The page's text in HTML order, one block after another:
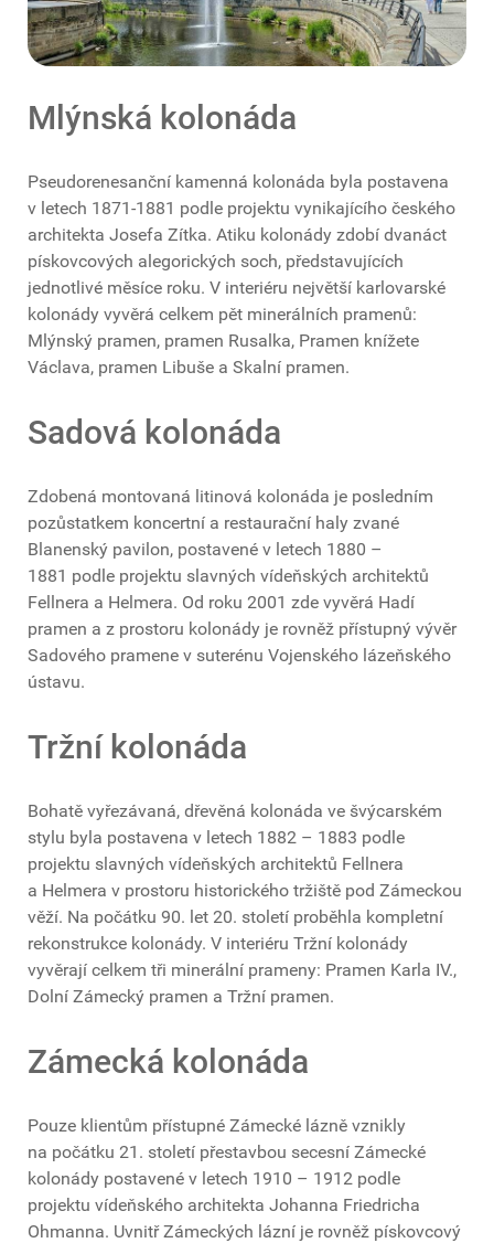
Mlýnská kolonáda
Pseudorenesanční kamenná kolonáda byla postavena
v letech 1871-1881 podle projektu vynikajícího českého
architekta Josefa Zítka. Atiku kolonády zdobí dvanáct
pískovcových alegorických soch, představujících
jednotlivé měsíce roku. V interiéru největší karlovarské
kolonády vyvěrá celkem pět minerálních pramenů:
Mlýnský pramen, pramen Rusalka, Pramen knížete
Václava, pramen Libuše a Skalní pramen.
Sadová kolonáda
Zdobená montovaná litinová kolonáda je posledním
pozůstatkem koncertní a restaurační haly zvané
Blanenský pavilon, postavené v letech 1880 –
1881 podle projektu slavných vídeňských architektů
Fellnera a Helmera. Od roku 2001 zde vyvěrá Hadí
pramen a z prostoru kolonády je rovněž přístupný vývěr
Sadového pramene v suterénu Vojenského lázeňského
ústavu.
Tržní kolonáda
Bohatě vyřezávaná, dřevěná kolonáda ve švýcarském
stylu byla postavena v letech 1882 – 1883 podle
projektu slavných vídeňských architektů Fellnera
a Helmera v prostoru historického tržiště pod Zámeckou
věží. Na počátku 90. let 20. století proběhla kompletní
rekonstrukce kolonády. V interiéru Tržní kolonády
vyvěrají celkem tři minerální prameny: Pramen Karla IV.,
Dolní Zámecký pramen a Tržní pramen.
Zámecká kolonáda
Pouze klientům přístupné Zámecké lázně vznikly
na počátku 21. století přestavbou secesní Zámecké
kolonády postavené v letech 1910 – 1912 podle
projektu vídeňského architekta Johanna Friedricha
Ohmanna. Uvnitř Zámeckých lázní je rovněž pískovcový